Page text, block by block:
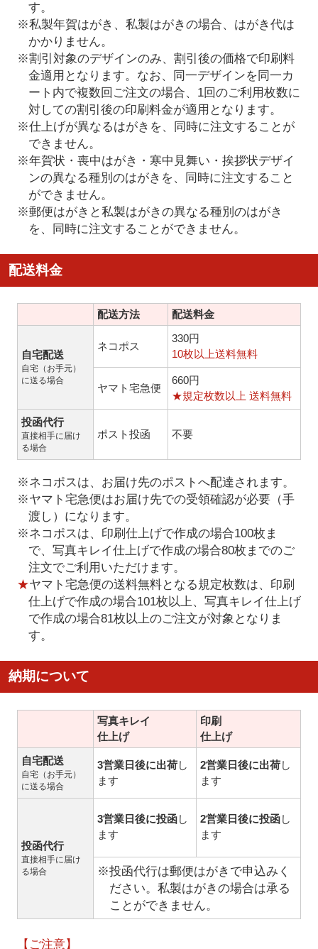
す。
※私製年賀はがき、私製はがきの場合、はがき代は
かかりません。
※割引対象のデザインのみ、割引後の価格で印刷料
金適用となります。なお、同一デザインを同一カ
ート内で複数回ご注文の場合、1回のご利用枚数に
対しての割引後の印刷料金が適用となります。
※仕上げが異なるはがきを、同時に注文することが
できません。
※年賀状・喪中はがき・寒中見舞い・挨拶状デザイ
ンの異なる種別のはがきを、同時に注文すること
ができません。
※郵便はがきと私製はがきの異なる種別のはがき
を、同時に注文することができません。
配送料金
配送方法 配送料金
自宅配送
自宅（お手元）
に送る場合
ネコポス
330円
10枚以上送料無料
ヤマト宅急便
660円
★規定枚数以上 送料無料
投函代行
直接相手に届け
る場合
ポスト投函 不要
※ネコポスは、お届け先のポストへ配達されます。
※ヤマト宅急便はお届け先での受領確認が必要（手
渡し）になります。
※ネコポスは、印刷仕上げで作成の場合100枚ま
で、写真キレイ仕上げで作成の場合80枚までのご
注文でご利用いただけます。
★ヤマト宅急便の送料無料となる規定枚数は、印刷
仕上げで作成の場合101枚以上、写真キレイ仕上げ
で作成の場合81枚以上のご注文が対象となりま
す。
納期について
写真キレイ
仕上げ
印刷
仕上げ
自宅配送
自宅（お手元）
に送る場合
3営業日後に出荷し
ます
2営業日後に出荷し
ます
投函代行
直接相手に届け
る場合
3営業日後に投函し
ます
2営業日後に投函し
ます
※投函代行は郵便はがきで申込みく
ださい。私製はがきの場合は承る
ことができません。
【ご注意】